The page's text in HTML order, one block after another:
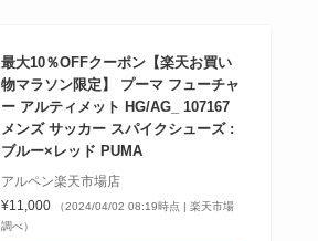
最大10％OFFクーポン【楽天お買い
物マラソン限定】 プーマ フューチャ
ー アルティメット HG/AG_ 107167
メンズ サッカー スパイクシューズ :
ブルー×レッド PUMA
アルペン楽天市場店
¥11,000
（2024/04/02 08:19時点 | 楽天市場
調べ）